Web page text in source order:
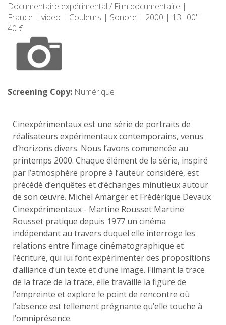
Documentaire expérimental / Film documentaire |
France | video | Couleurs | Sonore | 2000 | 13' 00"
40 €
Screening Copy: Numérique
Cinexpérimentaux est une série de portraits de
réalisateurs expérimentaux contemporains, venus
d’horizons divers. Nous l’avons commencée au
printemps 2000. Chaque élément de la série, inspiré
par l’atmosphère propre à l’auteur considéré, est
précédé d’enquêtes et d’échanges minutieux autour
de son œuvre. Michel Amarger et Frédérique Devaux
Cinexpérimentaux - Martine Rousset Martine
Rousset pratique depuis 1977 un cinéma
indépendant au travers duquel elle interroge les
relations entre l’image cinématographique et
l’écriture, qui lui font expérimenter des propositions
d’alliance d’un texte et d’une image. Filmant la trace
de la trace de la trace, elle travaille la figure de
l’empreinte et explore le point de rencontre où
l’absence est tellement prégnante qu’elle touche à
l’omniprésence.